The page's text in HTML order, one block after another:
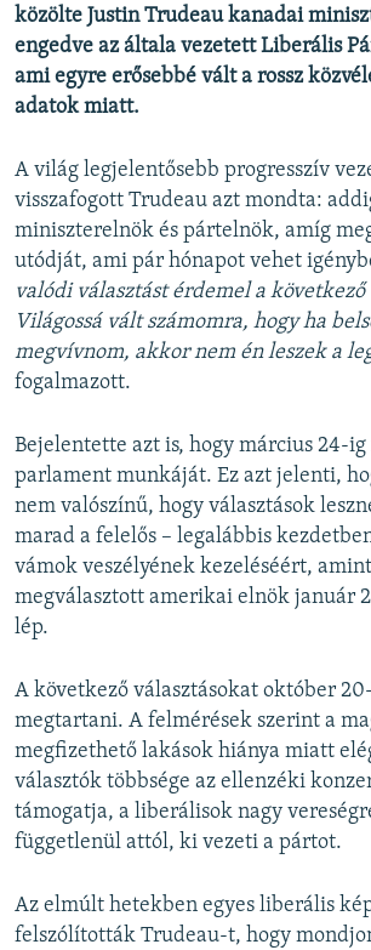
közölte Justin Trudeau kanadai
engedve az általa vezetett Liberális
ami egyre erősebbé vált a rossz
adatok miatt.
A világ legjelentősebb progresszív
visszafogott Trudeau azt mondta:
miniszterelnök és pártelnök, amíg
utódját, ami pár hónapot vehet
valódi választást érdemel a következő
Világossá vált számomra, hogy ha
megvívnom, akkor nem én leszek a
fogalmazott.
Bejelentette azt is, hogy március 24-
parlament munkáját. Ez azt jelenti,
nem valószínű, hogy választások
marad a felelős – legalábbis
vámok veszélyének kezeléséért,
megválasztott amerikai elnök január
lép.
A következő választásokat október
megtartani. A felmérések szerint a
megfizethető lakások hiánya miatt
választók többsége az ellenzéki
támogatja, a liberálisok nagy
függetlenül attól, ki vezeti a pártot.
Az elmúlt hetekben egyes liberális
felszólították Trudeau-t, hogy